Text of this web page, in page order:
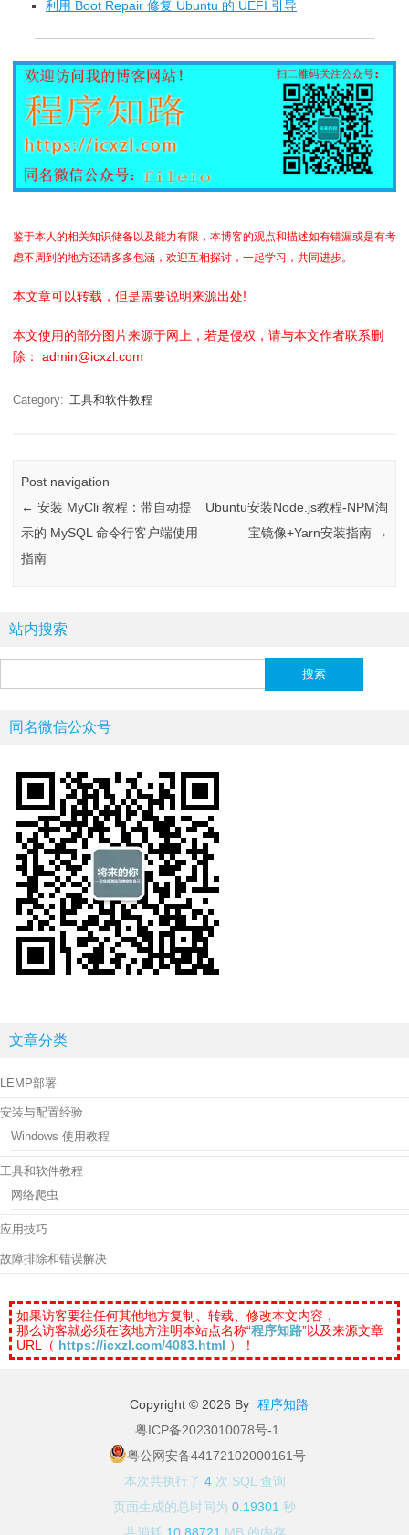
利用 Boot Repair 修复 Ubuntu 的 UEFI 引导
鉴于本人的相关知识储备以及能力有限，本博客的观点和描述如有错漏或是有考
虑不周到的地方还请多多包涵，欢迎互相探讨，一起学习，共同进步。
本文章可以转载，但是需要说明来源出处!
本文使用的部分图片来源于网上，若是侵权，请与本文作者联系删
除： admin@icxzl.com
Category: 工具和软件教程
Post navigation
← 安装 MyCli 教程：带自动提
示的 MySQL 命令行客户端使用
指南
Ubuntu安装Node.js教程-NPM淘
宝镜像+Yarn安装指南 →
站内搜索
索：
同名微信公众号
文章分类
LEMP部署
安装与配置经验
Windows 使用教程
工具和软件教程
网络爬虫
应用技巧
故障排除和错误解决
如果访客要往任何其他地方复制、转载、修改本文内容，
那么访客就必须在该地方注明本站点名称“程序知路”以及来源文章
URL（ https://icxzl.com/4083.html ）！
Copyright © 2026 By 程序知路
粤ICP备2023010078号-1
粤公网安备44172102000161号
本次共执行了 4次 SQL 查询
页面生成的总时间为 0.19301 秒
共消耗 10.88721 MB 的内存